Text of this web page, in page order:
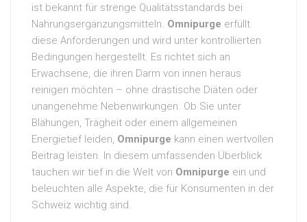
ist bekannt für strenge Qualitätsstandards bei
Nahrungsergänzungsmitteln. Omnipurge erfüllt
diese Anforderungen und wird unter kontrollierten
Bedingungen hergestellt. Es richtet sich an
Erwachsene, die ihren Darm von innen heraus
reinigen möchten – ohne drastische Diäten oder
unangenehme Nebenwirkungen. Ob Sie unter
Blähungen, Trägheit oder einem allgemeinen
Energietief leiden, Omnipurge kann einen wertvollen
Beitrag leisten. In diesem umfassenden Überblick
tauchen wir tief in die Welt von Omnipurge ein und
beleuchten alle Aspekte, die für Konsumenten in der
Schweiz wichtig sind.